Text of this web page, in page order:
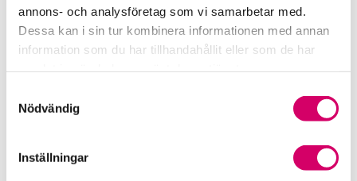
annons- och analysföretag som vi samarbetar med.
Dessa kan i sin tur kombinera informationen med annan
information som du har tillhandahållit eller som de har
Nödvändig
Inställningar
Våra nyhetskanaler
Tidningen Konsulten
Öppet brev till Myndigheten för yrkeshögskolan